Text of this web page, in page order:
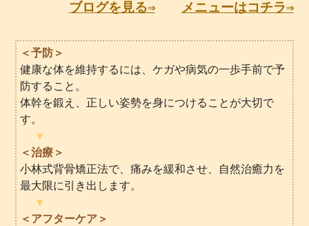
ブログを見る⇒ メニューはコチラ⇒
＜予防＞
健康な体を維持するには、ケガや病気の一歩手前で予
防すること。
体幹を鍛え、正しい姿勢を身につけることが大切で
す。
▼
＜治療＞
小林式背骨矯正法で、痛みを緩和させ、自然治癒力を
最大限に引き出します。
▼
＜アフターケア＞